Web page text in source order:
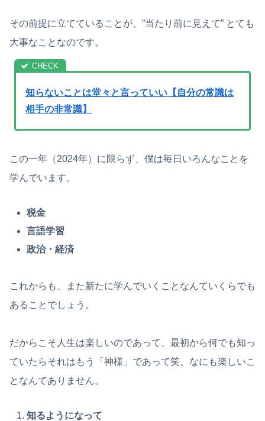
その前提に立てていることが、”当たり前に見えて” とても
大事なことなのです。
知らないことは堂々と言っていい【自分の常識は
相手の非常識】
この一年（2024年）に限らず、僕は毎日いろんなことを
学んでいます。
税金
言語学習
政治・経済
これからも、また新たに学んでいくことなんていくらでも
あることでしょう。
だからこそ人生は楽しいのであって、最初から何でも知っ
ていたらそれはもう「神様」であって笑、なにも楽しいこ
となんてありません。
知るようになって